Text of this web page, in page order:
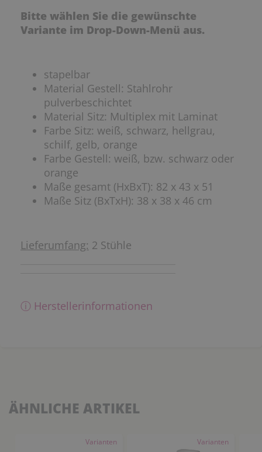
Bitte wählen Sie die gewünschte
Variante im Drop-Down-Menü aus.
stapelbar
Material Gestell: Stahlrohr
pulverbeschichtet
Material Sitz: Multiplex mit Laminat
Farbe Sitz: weiß, schwarz, hellgrau,
schilf, gelb, orange
Farbe Gestell: weiß, bzw. schwarz oder
orange
Maße gesamt (HxBxT): 82 x 43 x 51
Maße Sitz (BxTxH): 38 x 38 x 46 cm
Lieferumfang: 2 Stühle
ⓘ Herstellerinformationen
ÄHNLICHE ARTIKEL
Varianten Varianten